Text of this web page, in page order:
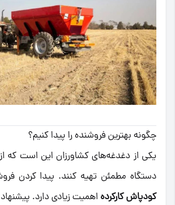
چگونه بهترین فروشنده را پیدا کنیم؟
یکی از دغدغه‌های کشاورزان این است که
دستگاه مطمئن تهیه کنند. پیدا کردن
کودپاش کارکرده اهمیت زیادی دارد.